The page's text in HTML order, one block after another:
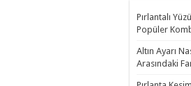
Pırlantalı
Popüler
Altın Ayarı
Arasındaki